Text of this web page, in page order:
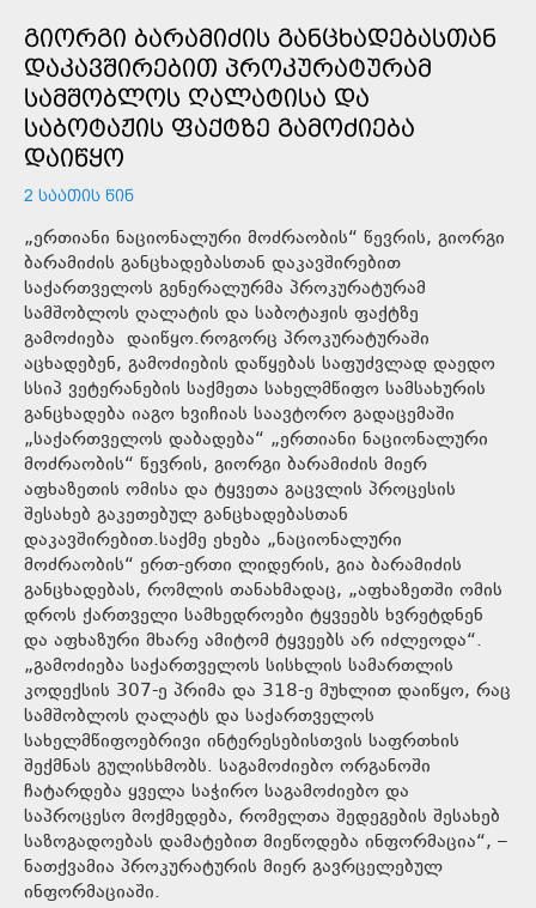
ᲒᲘᲝᲠᲒᲘ ᲑᲐᲠᲐᲛᲘᲫᲘᲡ ᲒᲐᲜᲪᲮᲐᲓᲔᲑᲐᲡᲗᲐᲜ
ᲓᲐᲙᲐᲕᲨᲘᲠᲔᲑᲘᲗ ᲞᲠᲝᲙᲣᲠᲐᲢᲣᲠᲐᲛ
ᲡᲐᲛᲨᲝᲑᲚᲝᲡ ᲦᲐᲚᲐᲢᲘᲡᲐ ᲓᲐ
ᲡᲐᲑᲝᲢᲐᲟᲘᲡ ᲤᲐᲥᲢᲖᲔ ᲒᲐᲛᲝᲫᲘᲔᲑᲐ
ᲓᲐᲘᲬᲧᲝ
2 ᲡᲐᲐᲗᲘᲡ ᲬᲘᲜ
„ერთიანი ნაციონალური მოძრაობის“ წევრის, გიორგი
ბარამიძის განცხადებასთან დაკავშირებით
საქართველოს გენერალურმა პროკურატურამ
სამშობლოს ღალატის და საბოტაჟის ფაქტზე
გამოძიება დაიწყო.როგორც პროკურატურაში
აცხადებენ, გამოძიების დაწყებას საფუძვლად დაედო
სსიპ ვეტერანების საქმეთა სახელმწიფო სამსახურის
განცხადება იაგო ხვიჩიას საავტორო გადაცემაში
„საქართველოს დაბადება“ „ერთიანი ნაციონალური
მოძრაობის“ წევრის, გიორგი ბარამიძის მიერ
აფხაზეთის ომისა და ტყვეთა გაცვლის პროცესის
შესახებ გაკეთებულ განცხადებასთან
დაკავშირებით.საქმე ეხება „ნაციონალური
მოძრაობის“ ერთ-ერთი ლიდერის, გია ბარამიძის
განცხადებას, რომლის თანახმადაც, „აფხაზეთში ომის
დროს ქართველი სამხედროები ტყვეებს ხვრეტდნენ
და აფხაზური მხარე ამიტომ ტყვეებს არ იძლეოდა“.
„გამოძიება საქართველოს სისხლის სამართლის
კოდექსის 307-ე პრიმა და 318-ე მუხლით დაიწყო, რაც
სამშობლოს ღალატს და საქართველოს
სახელმწიფოებრივი ინტერესებისთვის საფრთხის
შექმნას გულისხმობს. საგამოძიებო ორგანოში
ჩატარდება ყველა საჭირო საგამოძიებო და
საპროცესო მოქმედება, რომელთა შედეგების შესახებ
საზოგადოებას დამატებით მიეწოდება ინფორმაცია“, –
ნათქვამია პროკურატურის მიერ გავრცელებულ
ინფორმაციაში.